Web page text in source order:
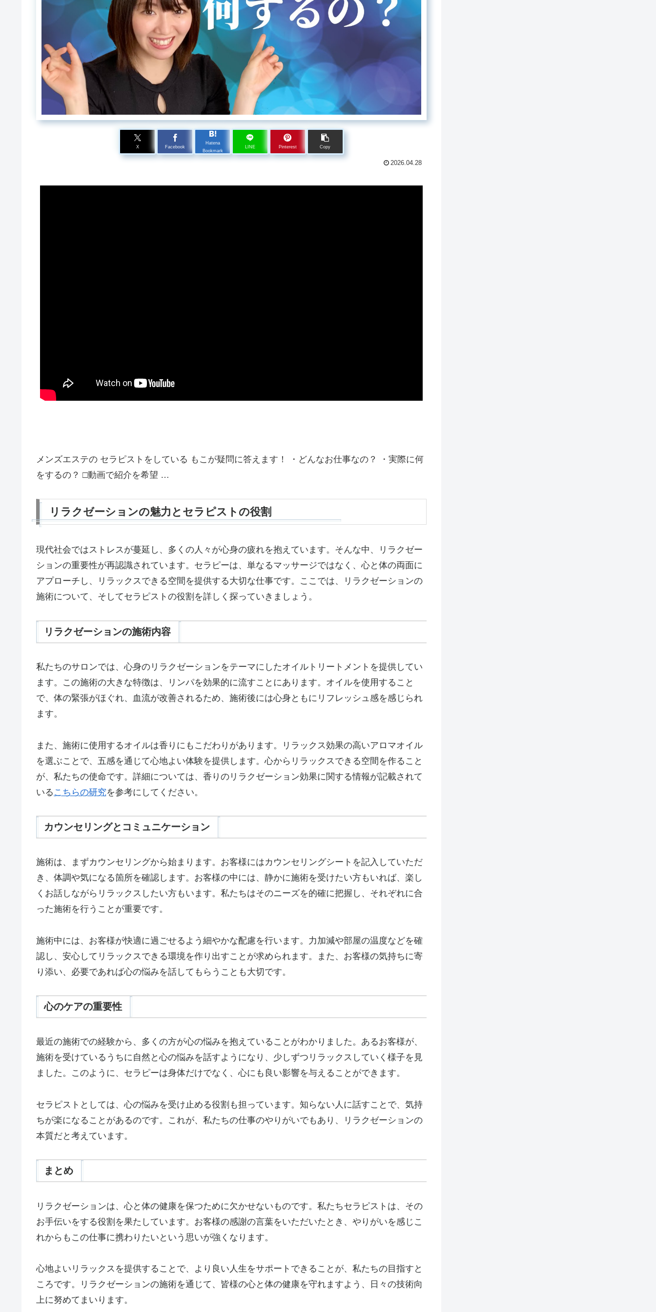
X Facebook
Hatena
Bookmark
LINE Pinterest Copy
2026.04.28
メンズエステの セラピストをしている もこが疑問に答えます！ ・どんなお仕事なの？ ・実際に何
をするの？ □動画で紹介を希望 …
リラクゼーションの魅力とセラピストの役割
現代社会ではストレスが蔓延し、多くの人々が心身の疲れを抱えています。そんな中、リラクゼー
ションの重要性が再認識されています。セラピーは、単なるマッサージではなく、心と体の両面に
アプローチし、リラックスできる空間を提供する大切な仕事です。ここでは、リラクゼーションの
施術について、そしてセラピストの役割を詳しく探っていきましょう。
リラクゼーションの施術内容
私たちのサロンでは、心身のリラクゼーションをテーマにしたオイルトリートメントを提供してい
ます。この施術の大きな特徴は、リンパを効果的に流すことにあります。オイルを使用すること
で、体の緊張がほぐれ、血流が改善されるため、施術後には心身ともにリフレッシュ感を感じられ
ます。
また、施術に使用するオイルは香りにもこだわりがあります。リラックス効果の高いアロマオイル
を選ぶことで、五感を通じて心地よい体験を提供します。心からリラックスできる空間を作ること
が、私たちの使命です。詳細については、香りのリラクゼーション効果に関する情報が記載されて
いる こちらの研究を参考にしてください。
カウンセリングとコミュニケーション
施術は、まずカウンセリングから始まります。お客様にはカウンセリングシートを記入していただ
き、体調や気になる箇所を確認します。お客様の中には、静かに施術を受けたい方もいれば、楽し
くお話しながらリラックスしたい方もいます。私たちはそのニーズを的確に把握し、それぞれに合
った施術を行うことが重要です。
施術中には、お客様が快適に過ごせるよう細やかな配慮を行います。力加減や部屋の温度などを確
認し、安心してリラックスできる環境を作り出すことが求められます。また、お客様の気持ちに寄
り添い、必要であれば心の悩みを話してもらうことも大切です。
心のケアの重要性
最近の施術での経験から、多くの方が心の悩みを抱えていることがわかりました。あるお客様が、
施術を受けているうちに自然と心の悩みを話すようになり、少しずつリラックスしていく様子を見
ました。このように、セラピーは身体だけでなく、心にも良い影響を与えることができます。
セラピストとしては、心の悩みを受け止める役割も担っています。知らない人に話すことで、気持
ちが楽になることがあるのです。これが、私たちの仕事のやりがいでもあり、リラクゼーションの
本質だと考えています。
まとめ
リラクゼーションは、心と体の健康を保つために欠かせないものです。私たちセラピストは、その
お手伝いをする役割を果たしています。お客様の感謝の言葉をいただいたとき、やりがいを感じこ
れからもこの仕事に携わりたいという思いが強くなります。
心地よいリラックスを提供することで、より良い人生をサポートできることが、私たちの目指すと
ころです。リラクゼーションの施術を通じて、皆様の心と体の健康を守れますよう、日々の技術向
上に努めてまいります。